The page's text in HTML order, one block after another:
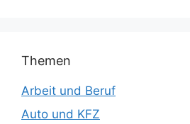
Themen
Arbeit und Beruf
Auto und KFZ